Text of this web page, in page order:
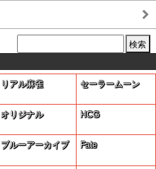
リアル麻雀 セーラームーン
オリジナル HCG
ブルーアーカイブ Fate